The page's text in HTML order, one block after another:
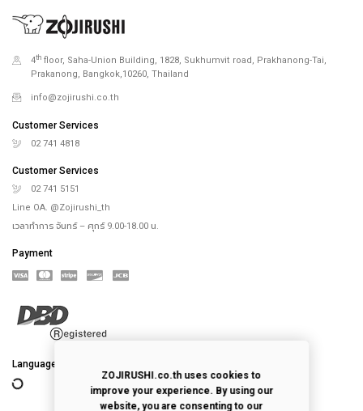
4th floor, Saha-Union Building, 1828, Sukhumvit road, Prakhanong-Tai,
Prakanong, Bangkok,10260, Thailand
info@zojirushi.co.th
Customer Services
02 741 4818
Customer Services
02 741 5151
Line OA. @Zojirushi_th
เวลาทำการ จันทร์ – ศุกร์ 9.00-18.00 น.
Payment
Language
ZOJIRUSHI.co.th uses cookies to
improve your experience. By using our
website, you are consenting to our